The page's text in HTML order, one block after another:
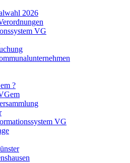
2026
VG
?
VG